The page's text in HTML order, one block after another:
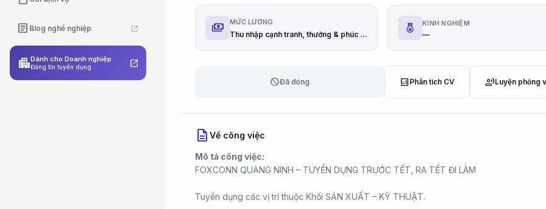
article Blog nghề nghiệp open_in_new
apartmentDành cho Doanh nghiệp
Đăng tin tuyển dụng open_in_new
payments MỨC LƯƠNG
Thu nhập cạnh tranh, thưởng & phúc lợi đầy đủ, lương cơ bản cao
KINH NGHIỆM
—
blockĐã đóng analytics Phân tích CV record_voice_overLuyện phỏng
description Về công việc
Mô tả công việc:
FOXCONN QUẢNG NINH – TUYỂN DỤNG TRƯỚC TẾT, RA TẾT ĐI LÀM
Tuyển dụng các vị trí thuộc Khối SẢN XUẤT – KỸ THUẬT.